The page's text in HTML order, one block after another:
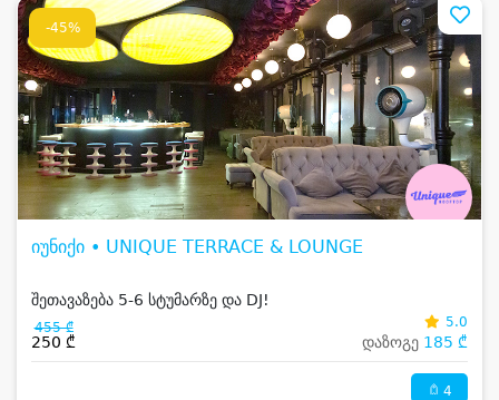
-45%
იუნიქი • UNIQUE TERRACE & LOUNGE
შეთავაზება 5-6 სტუმარზე და DJ!
455 ₾
250 ₾
5.0
დაზოგე 185 ₾
4